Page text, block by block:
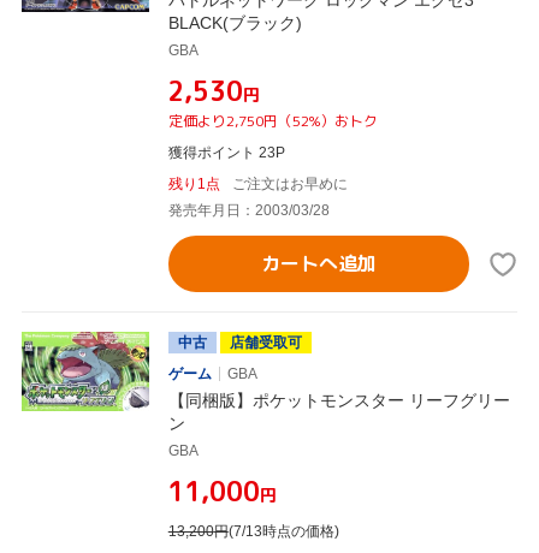
BLACK(ブラック)
GBA
¥2,530円
定価より2,750円（52%）おトク
獲得ポイント 23P
残り1点
ご注文はお早めに
発売年月日：2003/03/28
カートへ追加
中古
店舗受取可
ゲーム
GBA
【同梱版】ポケットモンスター リーフグリー
ン
GBA
¥11,000円
13,200円(7/13時点の価格)